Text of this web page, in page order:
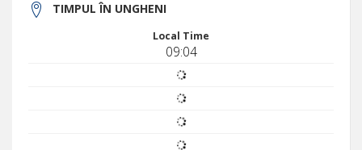
TIMPUL ÎN UNGHENI
Local Time
09:04